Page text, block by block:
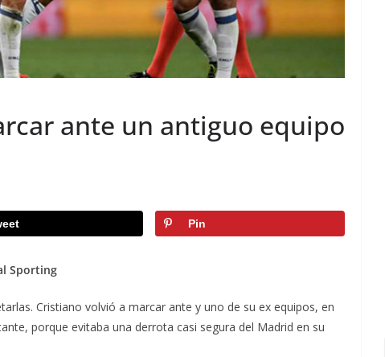
ante un antiguo equipo
Pin
Sporting
Cristiano volvió a marcar ante y uno de su ex equipos, en
porque evitaba una derrota casi segura del Madrid en su